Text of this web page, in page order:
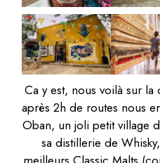
Ca y est, nous voilà sur
après 2h de routes nous
Oban, un joli petit village
sa distillerie de